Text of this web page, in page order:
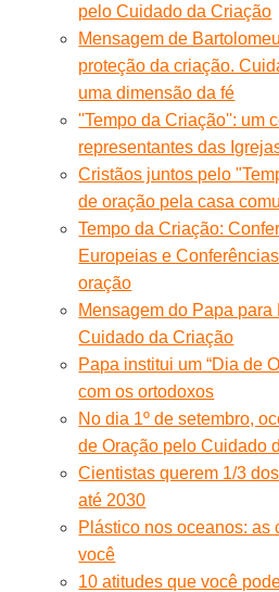
pelo Cuidado da Criação
Mensagem de
proteção da criação.
uma dimensão da fé
''Tempo da Criação'': um
representantes das
Cristãos juntos pelo
de oração pela casa
Tempo da Criação:
Europeias e
oração
Mensagem do Papa
Cuidado da Criação
Papa institui um “Dia de
com os ortodoxos
No dia 1º de setembro,
de Oração pelo Cuidado
Cientistas querem 1/3
até 2030
Plástico nos oceanos: as
você
10 atitudes que você